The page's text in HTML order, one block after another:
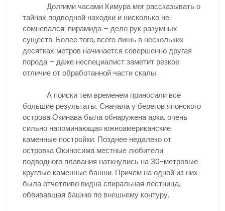
Долгими часами Кимура мог рассказывать о
тайнах подводной находки и нисколько не
сомневался: пирамида – дело рук разумных
существ. Более того, всего лишь в нескольких
десятках метров начинается совершенно другая
порода – даже неспециалист заметит резкое
отличие от обработанной части скалы.
А поиски тем временем приносили все
большие результаты. Сначала у берегов японского
острова Окинава была обнаружена арка, очень
сильно напоминающая южноамериканские
каменные постройки. Позднее недалеко от
островка Окиносима местные любители
подводного плавания наткнулись на 30-метровые
круглые каменные башни. Причем на одной из них
была отчетливо видна спиральная лестница,
обвивавшая башню по внешнему контуру.